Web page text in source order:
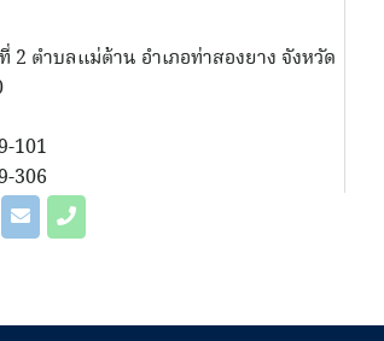
2 ตำบลแม่ต้าน อำเภอท่าสองยาง จังหวัด
101
306